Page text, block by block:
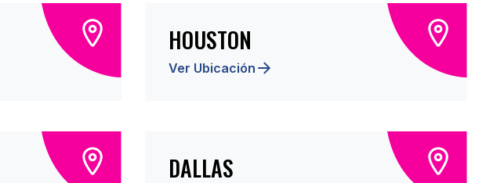
HOUSTON
Ver Ubicación
DALLAS